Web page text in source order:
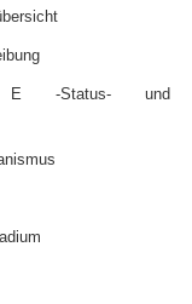
-Status- und